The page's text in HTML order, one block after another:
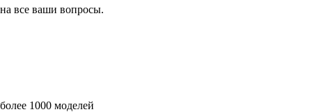
на все ваши вопросы.
более 1000 моделей